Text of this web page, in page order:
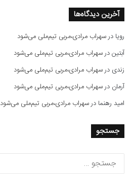
آخرین دیدگاه‌ها
رویا درسهراب مرادی،مربی تیم‌ملی می‌شود
آبتیندرسهراب مرادی،مربی تیم‌ملی می‌شود
زندی درسهراب مرادی،مربی تیم‌ملی می‌شود
آرمان درسهراب مرادی،مربی تیم‌ملی می‌شود
امید رهنما درسهراب مرادی،مربی تیم‌ملی می‌شود
جستجو